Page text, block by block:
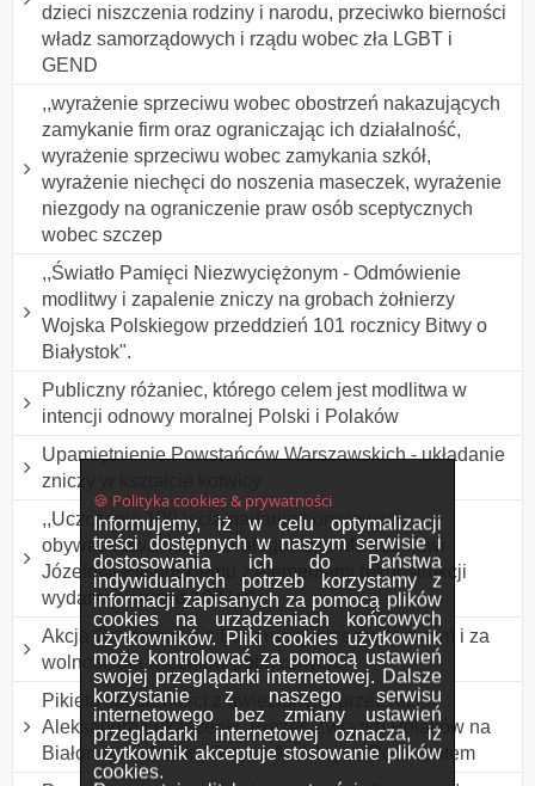
🍪 Polityka cookies & prywatności
Informujemy, iż w celu optymalizacji
treści dostępnych w naszym serwisie i
dostosowania ich do Państwa
indywidualnych potrzeb korzystamy z
informacji zapisanych za pomocą plików
cookies na urządzeniach końcowych
użytkowników. Pliki cookies użytkownik
może kontrolować za pomocą ustawień
swojej przeglądarki internetowej. Dalsze
korzystanie z naszego serwisu
internetowego bez zmiany ustawień
przeglądarki internetowej oznacza, iż
użytkownik akceptuje stosowanie plików
cookies.
dzieci niszczenia rodziny i narodu, przeciwko bierności
władz samorządowych i rządu wobec zła LGBT i
GEND
,,wyrażenie sprzeciwu wobec obostrzeń nakazujących
zamykanie firm oraz ograniczając ich działalność,
wyrażenie sprzeciwu wobec zamykania szkół,
wyrażenie niechęci do noszenia maseczek, wyrażenie
niezgody na ograniczenie praw osób sceptycznych
wobec szczep
,,Światło Pamięci Niezwyciężonym - Odmówienie
modlitwy i zapalenie zniczy na grobach żołnierzy
Wojska Polskiegow przeddzień 101 rocznicy Bitwy o
Białystok".
Publiczny różaniec, którego celem jest modlitwa w
intencji odnowy moralnej Polski i Polaków
Upamiętnienie Powstańców Warszawskich - układanie
zniczy w kształcie kotwicy
,,Uczczenie 100 lecia nadania honorowego
obywatelstwa miasta Białegostoku Marszałkowi
Józefowi Piłsudskiemu z elementami rekonstrukcji
wydarzeń sprzed 100 lat"
Akcja Solidarności z Białorusią, przeciw torturom i za
wolność dla więźniów politycznych.
Pikieta solidarności z uwięzionymi przez reżim
Aleksandra Łukaszenki, Prezes Związku Polaków na
Białorusi Andżeliką Borys i Andrzejem Poczobutem